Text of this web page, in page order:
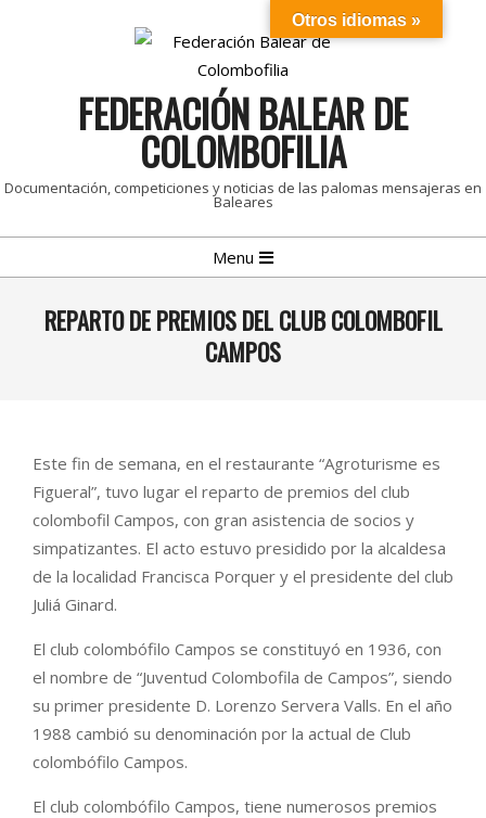
FEDERACIÓN BALEAR DE
COLOMBOFILIA
Documentación, competiciones y noticias de las palomas mensajeras en
Baleares
Navigation
Menu
REPARTO DE PREMIOS DEL CLUB COLOMBOFIL
CAMPOS
Este fin de semana, en el restaurante “Agroturisme es
Figueral”, tuvo lugar el reparto de premios del club
colombofil Campos, con gran asistencia de socios y
simpatizantes. El acto estuvo presidido por la alcaldesa
de la localidad Francisca Porquer y el presidente del club
Juliá Ginard.
El club colombófilo Campos se constituyó en 1936, con
el nombre de “Juventud Colombofila de Campos”, siendo
su primer presidente D. Lorenzo Servera Valls. En el año
1988 cambió su denominación por la actual de Club
colombófilo Campos.
El club colombófilo Campos, tiene numerosos premios
Otros idiomas »